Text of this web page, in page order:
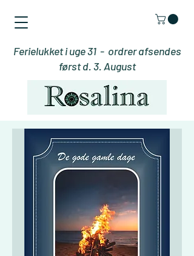
Ferielukket i uge 31 - ordrer afsendes
først d. 3. August